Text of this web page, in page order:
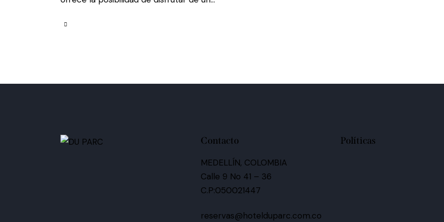
Contacto
MEDELLÍN, COLOMBIA
Calle 9 No 41 – 36
C.P:050021447
reservas@hotelduparc.com.co
Políticas